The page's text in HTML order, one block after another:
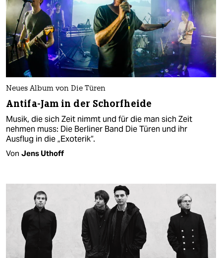
Neues Album von Die Türen
Antifa-Jam in der Schorfheide
Musik, die sich Zeit nimmt und für die man sich Zeit
nehmen muss: Die Berliner Band Die Türen und ihr
Ausflug in die „Exoterik“.
Von Jens Uthoff